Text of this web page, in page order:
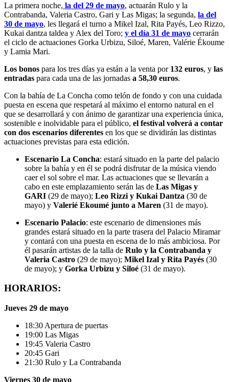
La primera noche, la del 29 de mayo, actuarán Rulo y la
Contrabanda, Valeria Castro, Gari y Las Migas; la segunda, la del
30 de mayo, les llegará el turno a Mikel Izal, Rita Payés, Leo Rizzo,
Kukai dantza taldea y Alex del Toro; y el día 31 de mayo cerrarán
el ciclo de actuaciones Gorka Urbizu, Siloé, Maren, Valérie Ékoume
y Lamia Mari.
Los bonos para los tres días ya están a la venta por132 euros, y las
entradas para cada una de las jornadas a 58,30 euros.
Con la bahía de La Concha como telón de fondo y con una cuidada
puesta en escena que respetará al máximo el entorno natural en el
que se desarrollará y con ánimo de garantizar una experiencia única,
sostenible e inolvidable para el público, el festival volverá a contar
con dos escenarios diferentes en los que se dividirán las distintas
actuaciones previstas para esta edición.
Escenario La Concha: estará situado en la parte del palacio
sobre la bahía y en él se podrá disfrutar de la música viendo
caer el sol sobre el mar. Las actuaciones que se llevarán a
cabo en este emplazamiento serán las de Las Migas y
GARI (29 de mayo); Leo Rizzi y Kukai Dantza (30 de
mayo) y Valerié Ekoumé junto a Maren (31 de mayo).
Escenario Palacio: este escenario de dimensiones más
grandes estará situado en la parte trasera del Palacio Miramar
y contará con una puesta en escena de lo más ambiciosa. Por
él pasarán artistas de la talla de Rulo y la Contrabanda y
Valeria Castro (29 de mayo); Mikel Izal y Rita Payés (30
de mayo); y Gorka Urbizu y Siloé (31 de mayo).
HORARIOS:
Jueves 29 de mayo
18:30 Apertura de puertas
19:00 Las Migas
19:45 Valeria Castro
20:45 Gari
21:30 Rulo y La Contrabanda
Viernes 30 de mayo